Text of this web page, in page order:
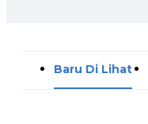
Baru Di Lihat